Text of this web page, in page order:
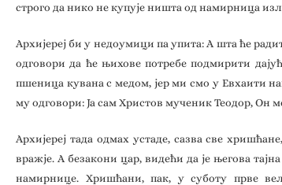
строго да нико не купује ништа од намирница
Архијереј би у недоумици па упита: А шта ће
одговори да ће њихове потребе подмирити
пшеница кувана с медом, јер ми смо у Евхаити
му одговори: Ја сам Христов мученик Теодор, Он
Архијереј тада одмах устаде, сазва све
вражје. А безакони цар, видећи да је његова
намирнице. Хришћани, пак, у суботу прве